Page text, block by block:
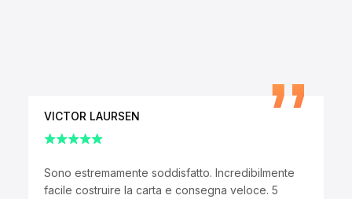
VICTOR LAURSEN
Sono estremamente soddisfatto. Incredibilmente
facile costruire la carta e consegna veloce. 5